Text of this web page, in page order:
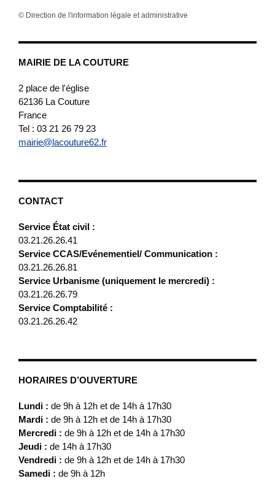
MAIRIE DE LA COUTURE
2 place de l'église
62136 La Couture
France
Tel : 03 21 26 79 23
mairie@lacouture62.fr
CONTACT
Service État civil :
03.21.26.26.41
Service CCAS/Evénementiel/ Communication :
03.21.26.26.81
Service Urbanisme (uniquement le mercredi) :
03.21.26.26.79
Service Comptabilité :
03.21.26.26.42
HORAIRES D’OUVERTURE
Lundi : de 9h à 12h et de 14h à 17h30
Mardi : de 9h à 12h et de 14h à 17h30
Mercredi : de 9h à 12h et de 14h à 17h30
Jeudi : de 14h à 17h30
Vendredi : de 9h à 12h et de 14h à 17h30
Samedi : de 9h à 12h
© Direction de l'information légale et administrative